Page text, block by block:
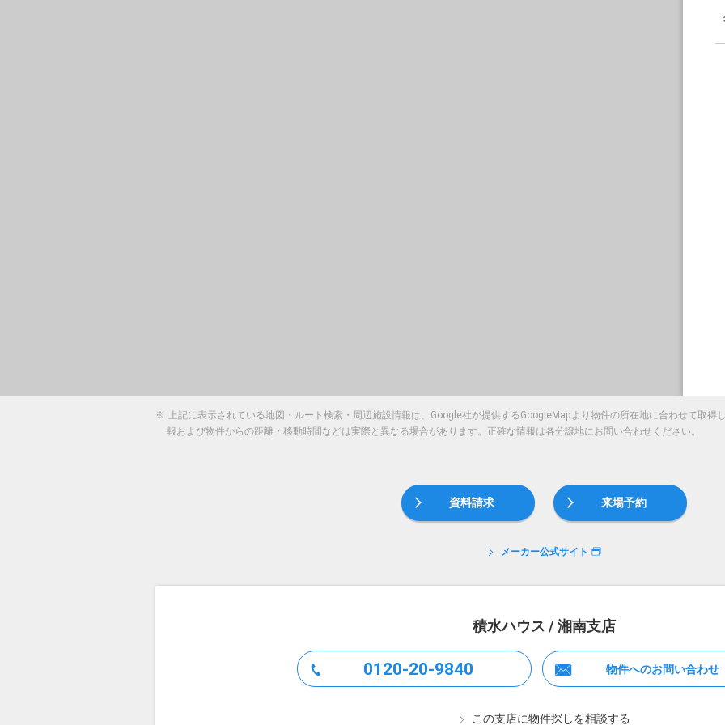
※
上記に表示されている地図・ルート検索・周辺施設情報は、Google社が提供するGoogleMapより物件の所在地に合わせて取得
報および物件からの距離・移動時間などは実際と異なる場合があります。正確な情報は各分譲地にお問い合わせください。
資料請求 来場予約
メーカー公式サイト
積水ハウス / 湘南支店
0120-20-9840 物件へのお問い合わせ
この支店に物件探しを相談する